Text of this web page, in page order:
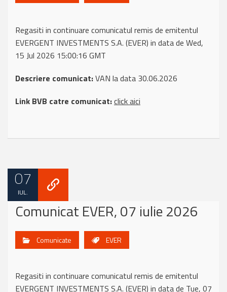
Regasiti in continuare comunicatul remis de emitentul
EVERGENT INVESTMENTS S.A. (EVER) in data de Wed,
15 Jul 2026 15:00:16 GMT
Descriere comunicat:VAN la data 30.06.2026
Link BVB catre comunicat:click aici
07
IUL.
Comunicat EVER, 07 iulie 2026
Comunicate EVER
Regasiti in continuare comunicatul remis de emitentul
EVERGENT INVESTMENTS S.A. (EVER) in data de Tue, 07